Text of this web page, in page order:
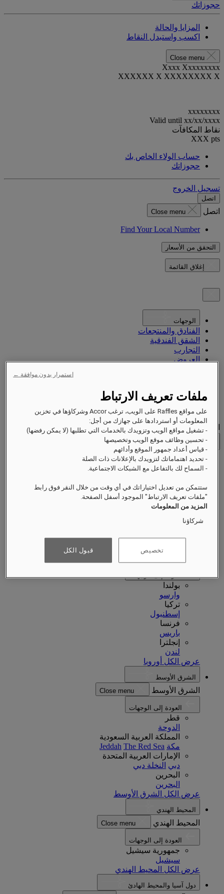
حجوزاتك
المزايا والحالة
اكسب واستبدل النقاط
Close menu
Xxxx Xxxxxxxxx
XXXXXX X XXXXXXXX X
xxxxxxxx
Valid until xx/xx/xxxx
نقاط المكافآت
XXX pts
حساب الولاء الخاص بك
حجوزاتك
تسجيل الخروج
اتصل
اتصل Close menu
Find Your Local Number
التحقق من الأسعار
إغلاق القائمة
الوجهات
الفنادق والمنتجعات
الشقق الفندقية
التجارب
العروض
نبذة عنّا
المجلة
الوجهات
أمريكا الشمالية
Close menu
العودة إلى الوجهات
الولايات المتحدة الأمريكية
العودة إلى الوجهات
بولندا
وارسو
تركيا
إسطنبول
فرنسا
باريس
إنجلترا
لندن
عرض الكل أوروبا
الشرق الأوسط
الشرق الأوسط Close menu
قطر
الدوحة
المملكة العربية السعودية
مكة
Jeddah The Red Sea
الإمارات العربية المتحدة
دبي النخلة دبي
البحرين
البحرين
عرض الكل الشرق الأوسط
المحيط الهندي
المحيط الهندي Close menu
جمهورية سيشيل
سيشيل
عرض الكل المحيط الهندي
دول آسيا والمحيط الهادئ
ملفات تعريف الارتباط
على مواقع Raffles على الويب، ترغب Accor وشركاؤها في تخزين
المعلومات أو استردادها على جهازك من أجل:
- تشغيل مواقع الويب وتزويدك بالخدمات التي تطلبها (لا يمكن رفضها)
- تحسين وظائف موقع الويب وتخصيصها
- قياس أعداد جمهور الموقع وأدائهم
- تحديد اهتماماتك لتزويدك بالإعلانات ذات الصلة
- السماح لك بالتفاعل مع الشبكات الاجتماعية.
ستتمكن من تعديل اختياراتك في أي وقت من خلال النقر فوق رابط
"ملفات تعريف الارتباط" الموجود أسفل الصفحة.
المزيد من المعلومات
شركاؤنا
تخصيص قبول الكل
استمرار بدون موافقة ←